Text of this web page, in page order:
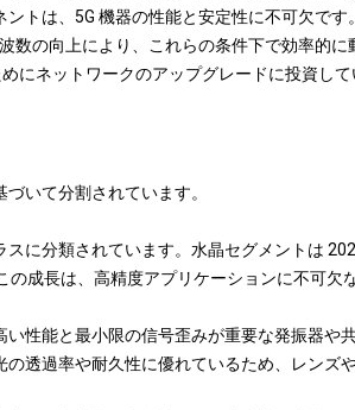
トは、5G 機器の性能と安定性に不可欠です。
数の向上により、これらの条件下で効率的に
にネットワークのアップグレードに投資し
いて分割されています。
に分類されています。水晶セグメントは
の成長は、高精度アプリケーションに不可欠
性能と最小限の信号歪みが重要な発振器や
透過率や耐久性に優れているため、レンズ